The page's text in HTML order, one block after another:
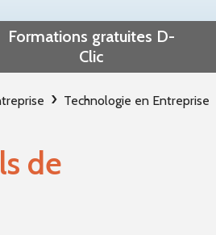
Formations gratuites D-
Clic
Dolisie
Technologie en Entreprise
de